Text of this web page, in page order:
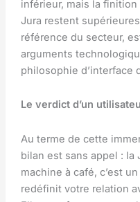
inférieur, mais la
Jura restent
référence du secteur,
arguments
philosophie d’interface
Le verdict d’un
Au terme de cette
bilan est sans appel : la
machine à café, c’est
redéfinit votre relation